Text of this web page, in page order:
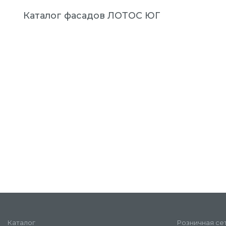
Каталог фасадов ЛОТОС ЮГ
Каталог Розничная